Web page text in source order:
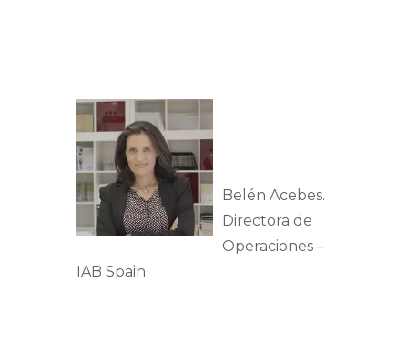
Belén Acebes.
Directora de
Operaciones –
IAB Spain